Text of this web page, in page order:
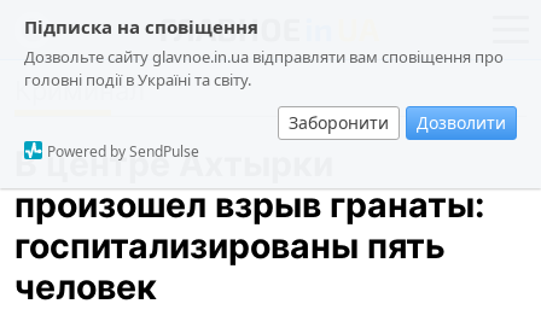
Підписка на сповіщення
Дозвольте сайту glavnoe.in.ua відправляти вам сповіщення про
головні події в Україні та світу.
Заборонити Дозволити
Powered by SendPulse
новости
о проекте
общество
происшествия
криминал
Криминал
В центре Ахтырки
произошел взрыв гранаты:
госпитализированы пять
человек